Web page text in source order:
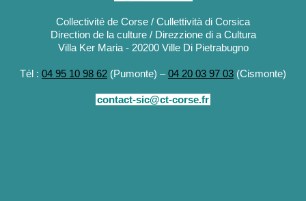
Collectivité de Corse / Cullettività di Corsica
Direction de la culture / Direzzione di a Cultura
Villa Ker Maria - 20200 Ville Di Pietrabugno
Tél : 04 95 10 98 62 (Pumonte) –04 20 03 97 03 (Cismonte)
contact-sic@ct-corse.fr